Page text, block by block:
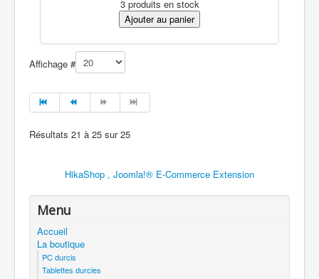
3 produits en stock
Affichage #
Résultats 21 à 25 sur 25
HikaShop , Joomla!® E-Commerce Extension
Menu
Accueil
La boutique
PC durcis
Tablettes durcies